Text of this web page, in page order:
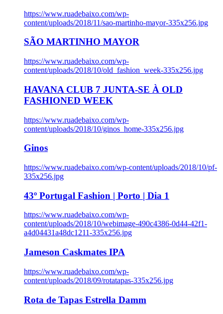
https://www.ruadebaixo.com/wp-
content/uploads/2018/11/sao-martinho-mayor-335x256.jpg
SÃO MARTINHO MAYOR
https://www.ruadebaixo.com/wp-
content/uploads/2018/10/old_fashion_week-335x256.jpg
HAVANA CLUB 7 JUNTA-SE À OLD
FASHIONED WEEK
https://www.ruadebaixo.com/wp-
content/uploads/2018/10/ginos_home-335x256.jpg
Ginos
https://www.ruadebaixo.com/wp-content/uploads/2018/10/pf-
335x256.jpg
43º Portugal Fashion | Porto | Dia 1
https://www.ruadebaixo.com/wp-
content/uploads/2018/10/webimage-490c4386-0d44-42f1-
a4d04431a48dc1211-335x256.jpg
Jameson Caskmates IPA
https://www.ruadebaixo.com/wp-
content/uploads/2018/09/rotatapas-335x256.jpg
Rota de Tapas Estrella Damm